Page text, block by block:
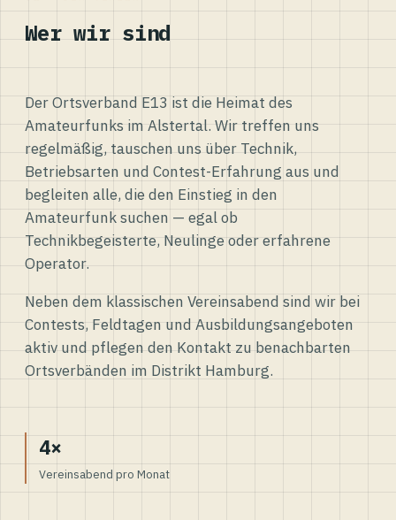
Wer wir sind
Der Ortsverband E13 ist die Heimat des
Amateurfunks im Alstertal. Wir treffen uns
regelmäßig, tauschen uns über Technik,
Betriebsarten und Contest-Erfahrung aus und
begleiten alle, die den Einstieg in den
Amateurfunk suchen — egal ob
Technikbegeisterte, Neulinge oder erfahrene
Operator.
Neben dem klassischen Vereinsabend sind wir bei
Contests, Feldtagen und Ausbildungsangeboten
aktiv und pflegen den Kontakt zu benachbarten
Ortsverbänden im Distrikt Hamburg.
4×
Vereinsabend pro Monat